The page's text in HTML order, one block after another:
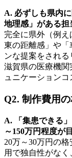
A. 必ずしも県内
地理感」がある担
完全に県外（例
東の距離感」や「
ンな提案をされ
滋賀県の医療機関
ュニケーションコ
Q2. 制作費用
A. 「集患できる
～150万円程度が
20万～30万円の
用で独自性がな